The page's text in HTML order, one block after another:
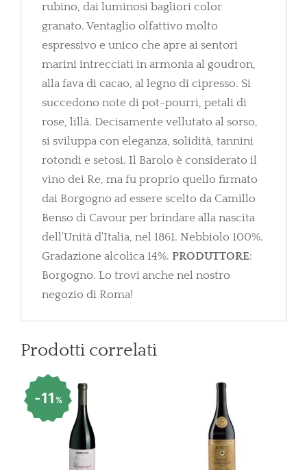
rubino, dai luminosi bagliori color
granato. Ventaglio olfattivo molto
espressivo e unico che apre ai sentori
marini intrecciati in armonia al goudron,
alla fava di cacao, al legno di cipresso. Si
succedono note di pot-pourri, petali di
rose, lillà. Decisamente vellutato al sorso,
si sviluppa con eleganza, solidità, tannini
rotondi e setosi. Il Barolo è considerato il
vino dei Re, ma fu proprio quello firmato
dai Borgogno ad essere scelto da Camillo
Benso di Cavour per brindare alla nascita
dell'Unità d'Italia, nel 1861. Nebbiolo 100%.
Gradazione alcolica 14%. PRODUTTORE:
Borgogno. Lo trovi anche nel nostro
negozio di Roma!
Prodotti correlati
11%